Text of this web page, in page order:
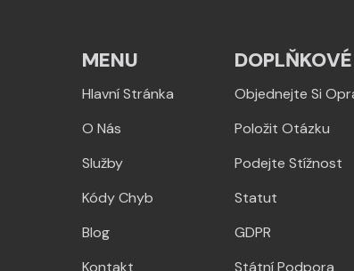
MENU
Hlavní Stránka
O Nás
Služby
Kódy Chyb
Blog
Kontakt
Objednejte Si
Položit Otázku
Podejte Stížnost
Statut
GDPR
Státní Podpora